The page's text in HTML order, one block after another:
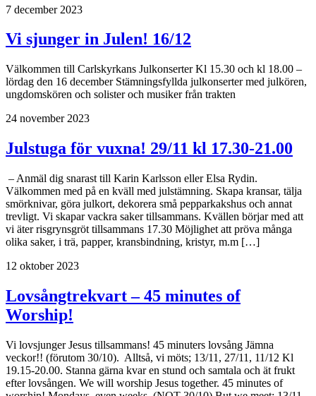
7 december 2023
Vi sjunger in Julen! 16/12
Välkommen till Carlskyrkans Julkonserter Kl 15.30 och kl 18.00 –
lördag den 16 december Stämningsfyllda julkonserter med julkören,
ungdomskören och solister och musiker från trakten
24 november 2023
Julstuga för vuxna! 29/11 kl 17.30-21.00
– Anmäl dig snarast till Karin Karlsson eller Elsa Rydin.
Välkommen med på en kväll med julstämning. Skapa kransar, tälja
smörknivar, göra julkort, dekorera små pepparkakshus och annat
trevligt. Vi skapar vackra saker tillsammans. Kvällen börjar med att
vi äter risgrynsgröt tillsammans 17.30 Möjlighet att pröva många
olika saker, i trä, papper, kransbindning, kristyr, m.m […]
12 oktober 2023
Lovsångtrekvart – 45 minutes of
Worship!
Vi lovsjunger Jesus tillsammans! 45 minuters lovsång Jämna
veckor!! (förutom 30/10). Alltså, vi möts; 13/11, 27/11, 11/12 Kl
19.15-20.00. Stanna gärna kvar en stund och samtala och ät frukt
efter lovsången. We will worship Jesus together. 45 minutes of